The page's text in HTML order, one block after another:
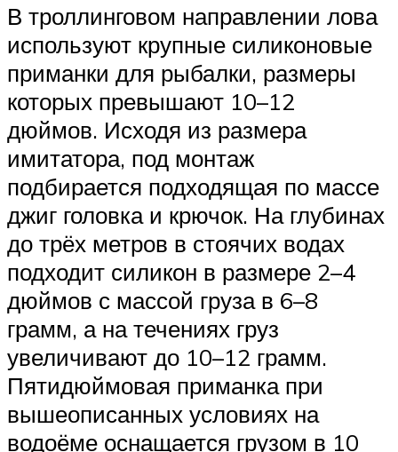
В троллинговом направлении лова
используют крупные силиконовые
приманки для рыбалки, размеры
которых превышают 10–12
дюймов. Исходя из размера
имитатора, под монтаж
подбирается подходящая по массе
джиг головка и крючок. На глубинах
до трёх метров в стоячих водах
подходит силикон в размере 2–4
дюймов с массой груза в 6–8
грамм, а на течениях груз
увеличивают до 10–12 грамм.
Пятидюймовая приманка при
вышеописанных условиях на
водоёме оснащается грузом в 10